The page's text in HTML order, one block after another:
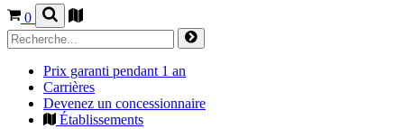
0
Prix garanti pendant 1 an
Carrières
Devenez un concessionnaire
Établissements